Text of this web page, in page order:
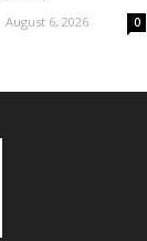
August 6, 2026 0